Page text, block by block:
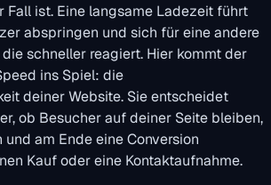
Fall ist. Eine langsame Ladezeit führt
abspringen und sich für eine andere
schneller reagiert. Hier kommt der
ins Spiel: die
deiner Website. Sie entscheidet
ob Besucher auf deiner Seite bleiben,
am Ende eine Conversion
Kauf oder eine Kontaktaufnahme.